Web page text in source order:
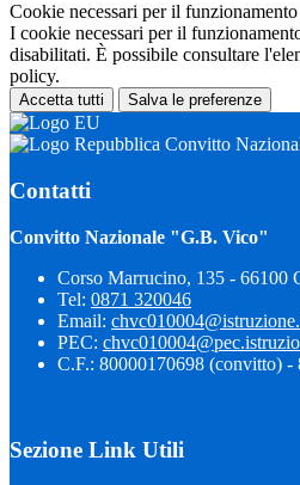
Cookie necessari per il funzionamento
I cookie necessari per il
disabilitati. È possibile consultare
policy.
Accetta tutti Salva le preferenze
Convitto
Contatti
Convitto Nazionale "G.B. Vico"
Corso Marrucino, 135 - 66100
Tel: 0871 320046
Email:
PEC:
C.F.: 80000170698 (convitto) -
Sezione Link Utili